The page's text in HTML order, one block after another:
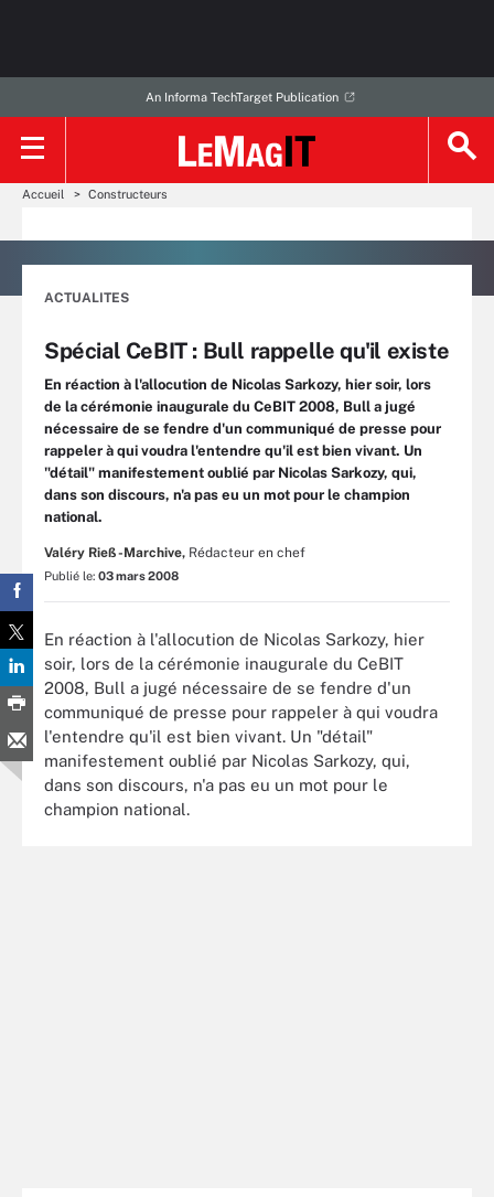
An Informa TechTarget Publication
Accueil Constructeurs
ACTUALITES
Spécial CeBIT : Bull rappelle qu'il existe
En réaction à l'allocution de Nicolas Sarkozy, hier soir, lors
de la cérémonie inaugurale du CeBIT 2008, Bull a jugé
nécessaire de se fendre d'un communiqué de presse pour
rappeler à qui voudra l'entendre qu'il est bien vivant. Un
"détail" manifestement oublié par Nicolas Sarkozy, qui,
dans son discours, n'a pas eu un mot pour le champion
national.
Valéry Rieß-Marchive, Rédacteur en chef
Publié le: 03 mars 2008
En réaction à l'allocution de Nicolas Sarkozy, hier
soir, lors de la cérémonie inaugurale du CeBIT
2008, Bull a jugé nécessaire de se fendre d'un
communiqué de presse pour rappeler à qui voudra
l'entendre qu'il est bien vivant. Un "détail"
manifestement oublié par Nicolas Sarkozy, qui,
dans son discours, n'a pas eu un mot pour le
champion national.